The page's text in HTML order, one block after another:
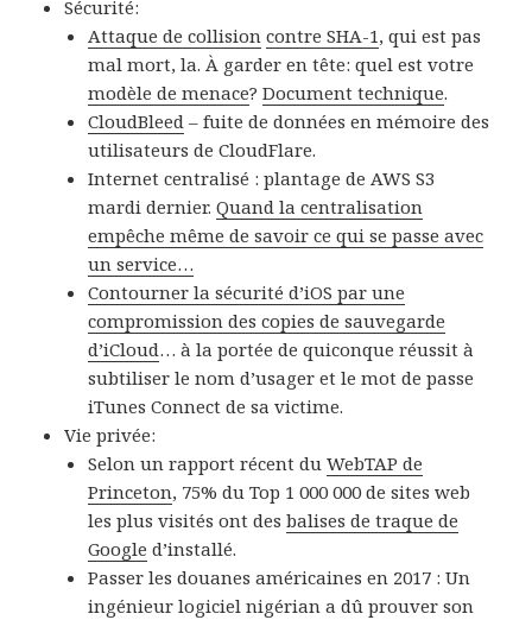
Sécurité:
Attaque de collision contre SHA-1, qui est pas
mal mort, la. À garder en tête: quel est votre
modèle de menace?Document technique.
CloudBleed – fuite de données en mémoire des
utilisateurs de CloudFlare.
Internet centralisé : plantage de AWS S3
mardi dernier.Quand la centralisation
empêche même de savoir ce qui se passe avec
un service…
Contourner la sécurité d’iOS par une
compromission des copies de sauvegarde
d’iCloud… à la portée de quiconque réussit à
subtiliser le nom d’usager et le mot de passe
iTunes Connect de sa victime.
Vie privée:
Selon un rapport récent duWebTAP de
Princeton, 75% du Top 1 000 000 de sites web
les plus visités ont desbalises de traque de
Google d’installé.
Passer les douanes américaines en 2017 : Un
ingénieur logiciel nigérian a dû prouver son